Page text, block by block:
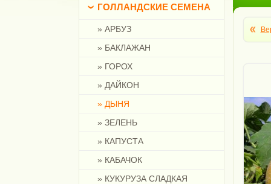
ГОЛЛАНДСКИЕ СЕМЕНА
» АРБУЗ
» БАКЛАЖАН
» ГОРОХ
» ДАЙКОН
» ДЫНЯ
» ЗЕЛЕНЬ
» КАПУСТА
» КАБАЧОК
» КУКУРУЗА СЛАДКАЯ